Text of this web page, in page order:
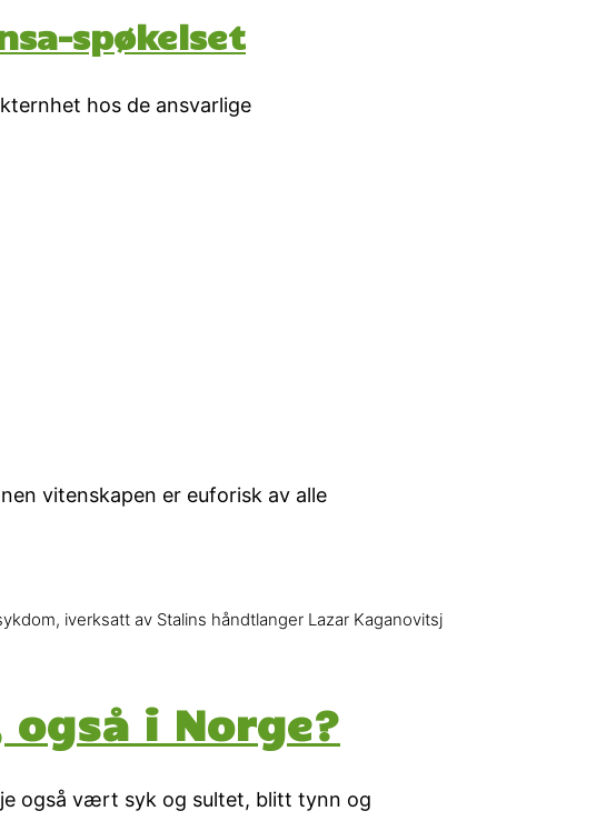
spøkelset
hos de ansvarlige
vitenskapen er euforisk av alle
iverksatt av Stalins håndtlanger Lazar Kaganovitsj
i Norge?
også vært syk og sultet, blitt tynn og